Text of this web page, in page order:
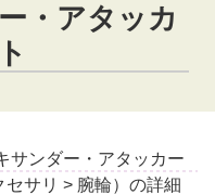
・アタッカ
サンダー・アタッカー
サリ > 腕輪）の詳細